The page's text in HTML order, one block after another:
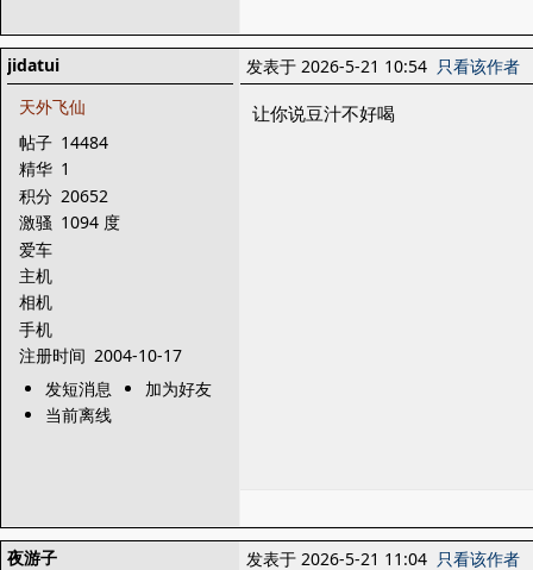
jidatui
天外飞仙
帖子 14484
精华 1
积分 20652
激骚 1094 度
爱车
主机
相机
手机
注册时间 2004-10-17
发短消息
加为好友
当前离线
发表于 2026-5-21 10:54 只看该作者
让你说豆汁不好喝
夜游子 发表于 2026-5-21 11:04 只看该作者